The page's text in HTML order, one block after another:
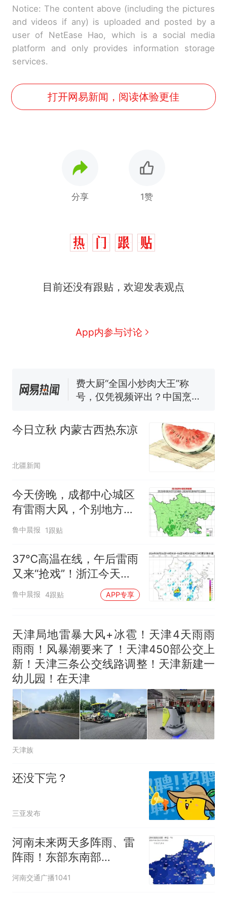
Notice: The content above (including the pictures
and videos if any) is uploaded and posted by a
user of NetEase Hao, which is a social media
platform and only provides information storage
services.
打开网易新闻，阅读体验更佳
分享 1赞
目前还没有跟贴，欢迎发表观点
App内参与讨论
热 那个在床头放菜刀的女孩，
因老师一句“跟我回家”改写了
费大厨“全国小炒肉大王”称
号，仅凭视频评出？中国烹饪
窝，原地守1天等它长大：挖了
140多朵
美国渔民钓获鲨鱼徒手将其拽
回大海 目击者直呼震惊 （视频
女子开一天一夜空调后二氧化
热 那个在床头放菜刀的女孩，
因老师一句“跟我回家”改写了
人生
今日立秋 内蒙古西热东凉
北疆新闻
今天傍晚，成都中心城区
有雷雨大风，个别地方有
暴雨！
鲁中晨报 1跟贴
37℃高温在线，午后雷雨
又来“抢戏”！浙江今天继
续“冰火两重天”，局地暴
雨+9级雷暴大风，出门别
鲁中晨报 4跟贴 APP专享
天津局地雷暴大风+冰雹！天津4天雨雨
雨雨！风暴潮要来了！天津450部公交上
新！天津三条公交线路调整！天津新建一
幼儿园！在天津
天津族
还没下完？
三亚发布
河南未来两天多阵雨、雷
阵雨！东部东南部
35‑37℃高温高湿，警惕
河南交通广播1041